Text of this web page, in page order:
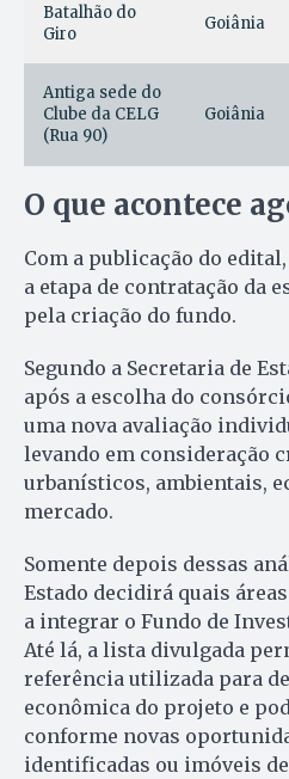
Batalhão do
Giro
Goiânia
Antiga sede do
Clube da CELG
(Rua 90)
Goiânia
O que acontece
Com a publicação do
a etapa de contratação da
pela criação do fundo.
Segundo a Secretaria de
após a escolha do
uma nova avaliação
levando em consideração
urbanísticos, ambientais,
mercado.
Somente depois dessas
Estado decidirá quais
a integrar o Fundo de
Até lá, a lista divulgada
referência utilizada para
econômica do projeto e
conforme novas
identificadas ou imóveis